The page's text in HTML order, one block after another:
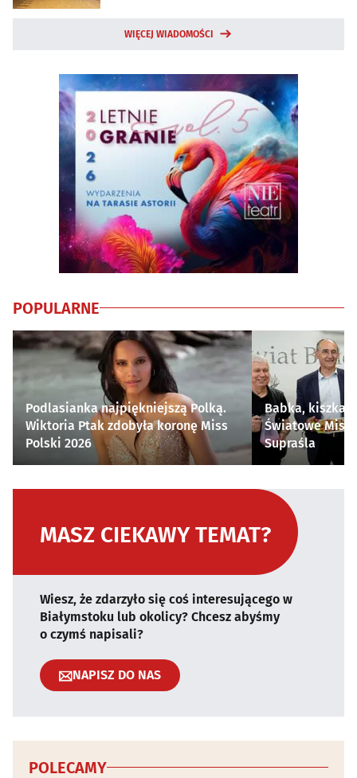
WIĘCEJ WIADOMOŚCI
POPULARNE
Podlasianka najpiękniejszą Polką.
Wiktoria Ptak zdobyła koronę Miss
Polski 2026
Babka, kiszka i
Światowe
Supraśla
MASZ CIEKAWY TEMAT?
Wiesz, że zdarzyło się coś interesującego w
Białymstoku lub okolicy? Chcesz abyśmy
o czymś napisali?
NAPISZ DO NAS
POLECAMY